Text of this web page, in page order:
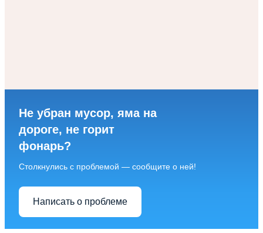
Не убран мусор, яма на
дороге, не горит
фонарь?
Столкнулись с проблемой — сообщите о ней!
Написать о проблеме